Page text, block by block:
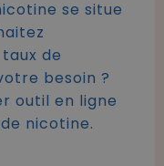
se situe
de
besoin ?
outil en ligne
nicotine.